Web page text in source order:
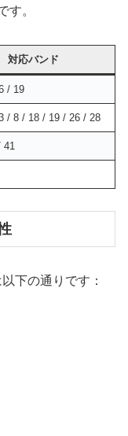
す。
対応バンド
/ 19
/ 8 / 18 / 19 / 26 / 28
41
下の通りです：